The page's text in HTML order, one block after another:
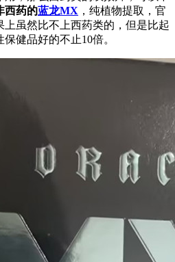
西药的蓝龙MX ，纯植物提取，官
虽然比不上西药类的，但是比起
健品好的不止10倍。